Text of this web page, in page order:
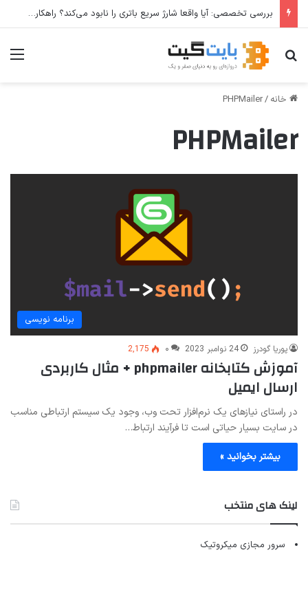
بررسی تخصصی: آیا واقعا شارژ سریع باتری را نابود می‌کند؟ راهکارهای عملی برای افزایش طول عمر باتری
جستجو برای
خانه /
PHPMailer
PHPMailer
برنامه نویسی
پوریا گودرز 24 نوامبر 2023 ۰ 2,175
آموزش کتابخانه phpmailer + مثال کاربردی
ارسال ایمیل
در راستای نیازهای یک نرم‌افزار تحت وب، وجود یک سیستم ارتباطی مناسب
در سایت بسیار حیاتی است تا فرآیند ارتباط…
بیشتر بخوانید »
لینک های منتخب
سرور مجازی میکروتیک